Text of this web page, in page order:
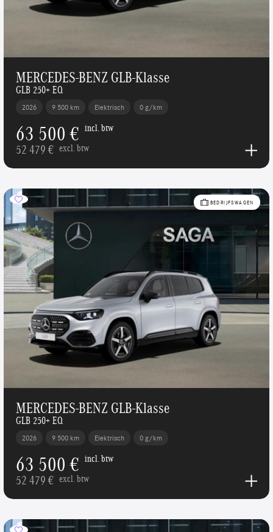
MERCEDES-BENZ GLB-Klasse
GLB 250+ EQ
2026 9 500 km Elektrisch 0 g/km
63 500 € incl. btw
52 479 € excl. btw
BEDRIJFSWAGEN
MERCEDES-BENZ GLB-Klasse
GLB 250+ EQ
2026 9 500 km Elektrisch 0 g/km
63 500 € incl. btw
52 479 € excl. btw